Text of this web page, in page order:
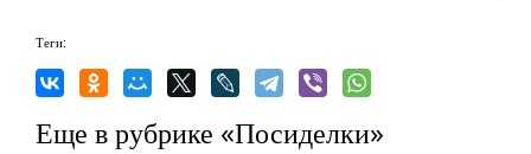
Теги:
Еще в рубрике «Посиделки»